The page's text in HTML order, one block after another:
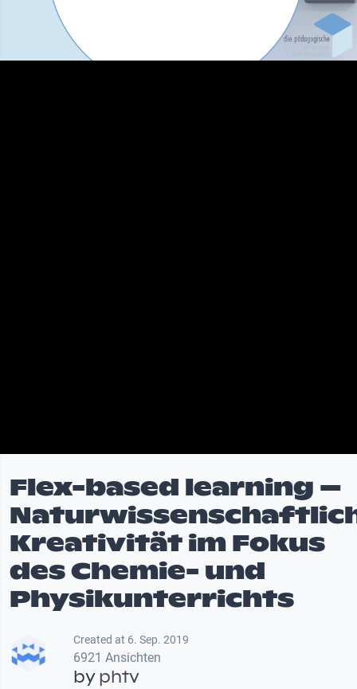
Flex-based learning –
Kreativität im Fokus
des Chemie- und
Physikunterrichts
Created at 6. Sep. 2019
6921 Ansichten
byphtv